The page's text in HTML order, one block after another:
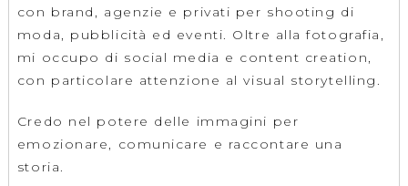
con brand, agenzie e privati per shooting di
moda, pubblicità ed eventi. Oltre alla fotografia,
mi occupo di social media e content creation,
con particolare attenzione al visual storytelling.
Credo nel potere delle immagini per
emozionare, comunicare e raccontare una
storia.